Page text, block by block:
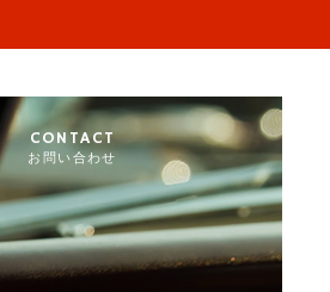
CONTACT
お問い合わせ